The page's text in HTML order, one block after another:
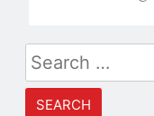
Search
for: